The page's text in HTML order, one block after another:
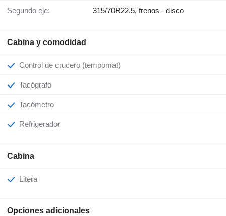
Segundo eje: 315/70R22.5, frenos - disco
Cabina y comodidad
Control de crucero (tempomat)
Tacógrafo
Tacómetro
Refrigerador
Cabina
Litera
Opciones adicionales